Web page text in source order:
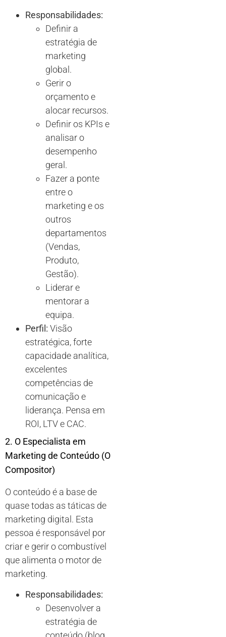
Responsabilidades:
Definir a
estratégia de
marketing
global.
Gerir o
orçamento e
alocar recursos.
Definir os KPIs e
analisar o
desempenho
geral.
Fazer a ponte
entre o
marketing e os
outros
departamentos
(Vendas,
Produto,
Gestão).
Liderar e
mentorar a
equipa.
Perfil: Visão
estratégica, forte
capacidade analítica,
excelentes
competências de
comunicação e
liderança. Pensa em
ROI, LTV e CAC.
2. O Especialista em
Marketing de Conteúdo (O
Compositor)
O conteúdo é a base de
quase todas as táticas de
marketing digital. Esta
pessoa é responsável por
criar e gerir o combustível
que alimenta o motor de
marketing.
Responsabilidades:
Desenvolver a
estratégia de